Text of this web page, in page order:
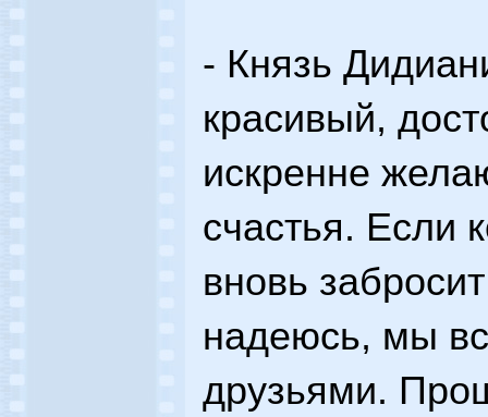
- Князь
красивый,
искренне
счастья. Если
вновь
надеюсь, мы
друзьями.